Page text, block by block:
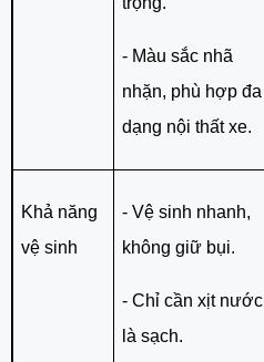
- Màu sắc nhã
nhặn, phù hợp đa
dạng nội thất xe.
Khả năng
vệ sinh
- Vệ sinh nhanh,
không giữ bụi.
- Chỉ cần xịt nước
là sạch.